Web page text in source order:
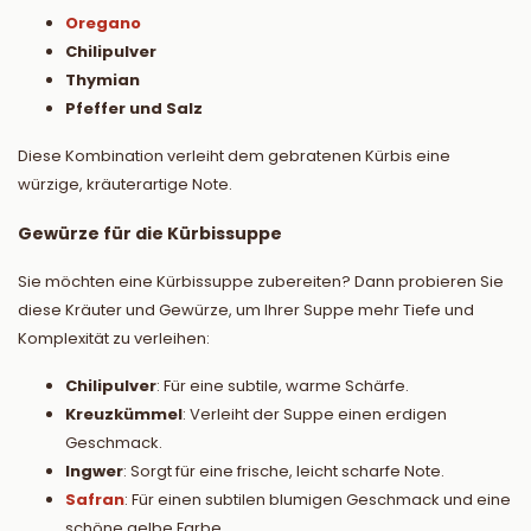
Oregano
Chilipulver
Thymian
Pfeffer und Salz
Diese Kombination verleiht dem gebratenen Kürbis eine
würzige, kräuterartige Note.
Gewürze für die Kürbissuppe
Sie möchten eine Kürbissuppe zubereiten? Dann probieren Sie
diese Kräuter und Gewürze, um Ihrer Suppe mehr Tiefe und
Komplexität zu verleihen:
Chilipulver: Für eine subtile, warme Schärfe.
Kreuzkümmel: Verleiht der Suppe einen erdigen
Geschmack.
Ingwer: Sorgt für eine frische, leicht scharfe Note.
Safran: Für einen subtilen blumigen Geschmack und eine